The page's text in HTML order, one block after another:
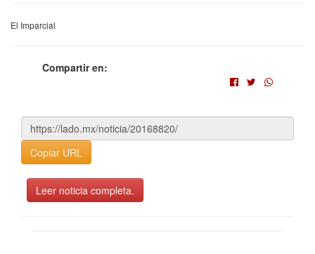
El Imparcial
Compartir en:
Copiar URL
Leer noticia completa.